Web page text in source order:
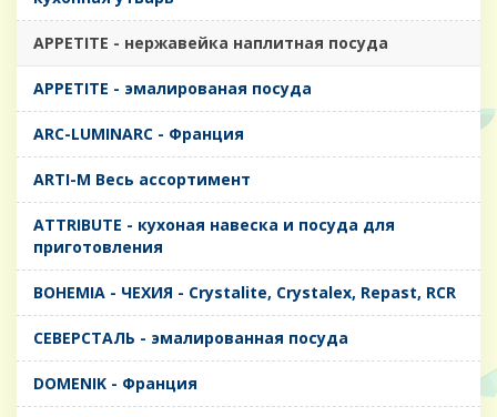
APPETITE - нержавейка наплитная посуда
APPETITE - эмалированая посуда
ARC-LUMINARC - Франция
ARTI-M Весь ассортимент
ATTRIBUTE - кухоная навеска и посуда для
приготовления
BOHEMIA - ЧЕХИЯ - Crystalite, Crystalex, Repast, RCR
CЕВЕРСТАЛЬ - эмалированная посуда
DOMENIK - Франция